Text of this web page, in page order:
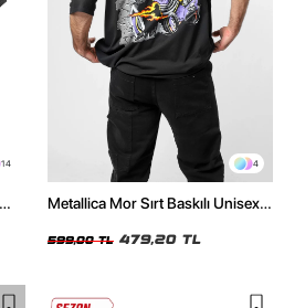
14 4
Metallica Mor Sırt Baskılı Unisex
599,00 TL 479,20 TL